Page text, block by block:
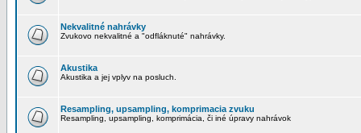
Nekvalitné nahrávky
Zvukovo nekvalitné a "odfláknuté" nahrávky.
Akustika
Akustika a jej vplyv na posluch.
Resampling, upsampling, komprimacia zvuku
Resampling, upsampling, komprimácia, či iné úpravy nahrávok